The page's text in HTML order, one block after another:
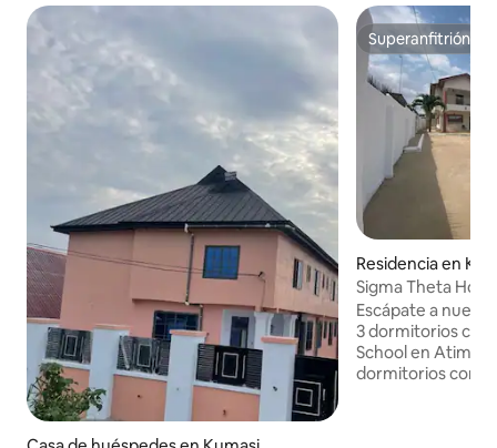
Superanfitrión
Superanfitrión
Residencia en
Sigma Theta
Escápate a
3 dormitorios
School en
dormitorios con